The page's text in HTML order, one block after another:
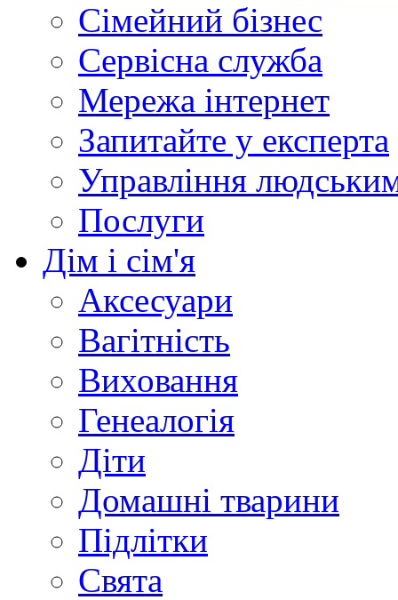
Сімейний бізнес
Сервісна служба
Мережа інтернет
Запитайте у експерта
Управління
Послуги
Дім і сім'я
Аксесуари
Вагітність
Виховання
Генеалогія
Діти
Домашні тварини
Підлітки
Свята